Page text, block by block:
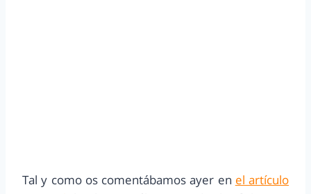
Tal y como os comentábamos ayer en el artículo